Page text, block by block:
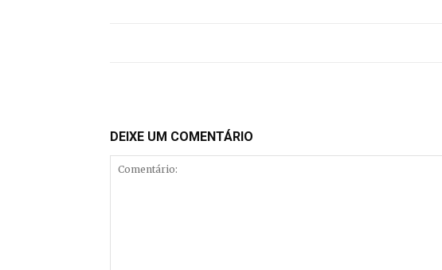
DEIXE UM COMENTÁRIO